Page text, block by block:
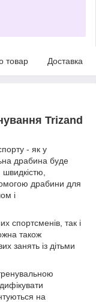
товар Доставка
Trizand
- як у
драбина буде
драбини для
і
спортсменів, так і
також
занять із дітьми
на